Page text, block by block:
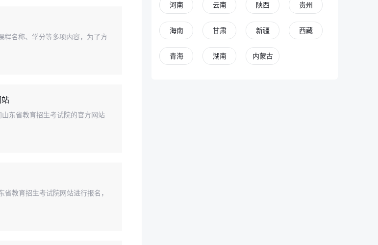
程名称、学分等多项内容，为了方
东省教育招生考试院的官方网站
教育招生考试院网站进行报名，
河南 云南 陕西 贵州
海南 甘肃 新疆 西藏
青海 湖南 内蒙古